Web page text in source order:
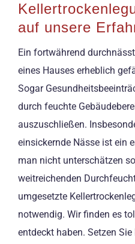
auf unsere
Ein fortwährend
eines Hauses erheblich
Sogar
durch feuchte
auszuschließen.
einsickernde Nässe ist ein
man nicht unterschätzen
weitreichenden
umgesetzte
notwendig. Wir finden es
entdeckt haben. Setzen